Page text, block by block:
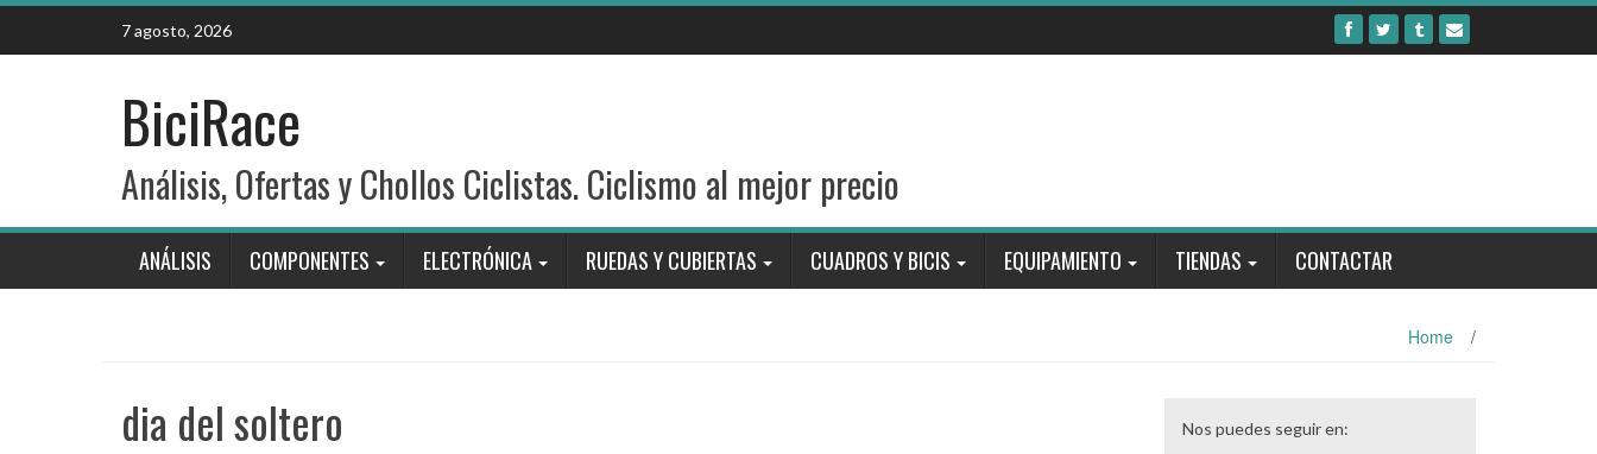
Skip
content
7 agosto, 2026
BiciRace
Análisis, Ofertas y Chollos Ciclistas. Ciclismo al mejor precio
ANÁLISIS COMPONENTES ELECTRÓNICA RUEDAS Y CUBIERTAS CUADROS Y BICIS EQUIPAMIENTO TIENDAS CONTACTAR
Home /
dia del soltero
Nos puedes seguir en: